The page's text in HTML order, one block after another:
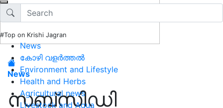
#Top on Krishi Jagran
News
കോഴി വളർത്തൽ
Environment and Lifestyle
Health and Herbs
Agricultural news
Livestock and Aqua
News
സബ്സിഡി